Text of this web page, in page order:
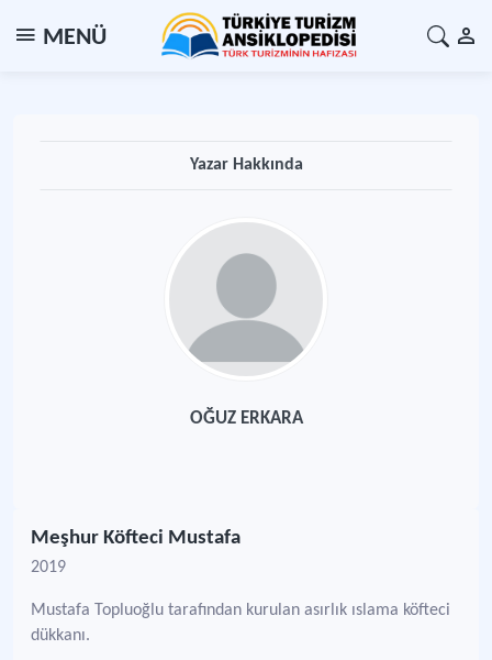
MENÜ
Yazar Hakkında
OĞUZ ERKARA
Meşhur Köfteci Mustafa
2019
Mustafa Topluoğlu tarafından kurulan asırlık ıslama köfteci
dükkanı.